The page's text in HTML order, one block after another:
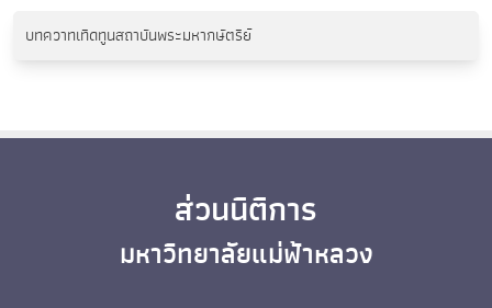
บทควาทเทิดทูนสถาบันพระมหากษัตริย์
ส่วนนิติการ
มหาวิทยาลัยแม่ฟ้าหลวง